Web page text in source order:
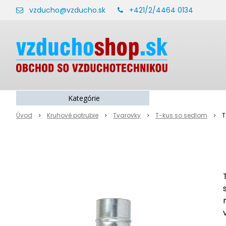
vzducho@vzducho.sk +421/2/4464 0134
Úvod Kruhové potrubie Tvarovky T-kus so sedlom
Kategórie